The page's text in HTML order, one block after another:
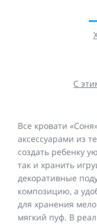
С
Все кровати
аксессуарами из
создать ребенку
так и хранить
декоративные
композицию, а
для хранения
мягкий пуф. В